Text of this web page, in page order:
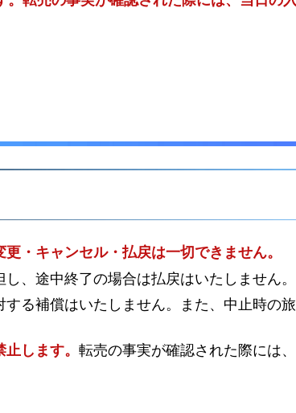
更・キャンセル・払戻は一切できません。
、途中終了の場合は払戻はいたしません。
る補償はいたしません。また、中止時の
止します。転売の事実が確認された際には